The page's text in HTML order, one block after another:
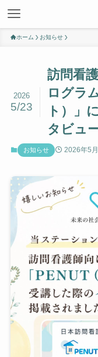
ホーム お知らせ
訪問看
ログラ
ト）」
タビュ
2026
5/23
お知らせ 2026年5